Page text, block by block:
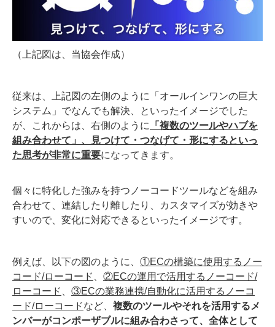
（上記図は、当協会作成）
従来は、上記図の左側のように「オールインワンの巨大
システム」でなんでも解決、といったイメージでした
が、これからは、右側のように
「複数のツールやハブを
組み合わせて」、見つけて・つなげて・形にするといっ
た思考が非常に重要になってきます。
個々に特化した強みを持つノーコードツールなどを組み
合わせて、連結したり離したり、カスタマイズが効きや
すいので、変化に対応できるといったイメージです。
例えば、以下の図のように、 ①ECの構築に使用するノー
コード/ローコード
②ECの運用で活用するノーコード/
ローコード
③ECの業務連携/自動化に活用するノーコ
ード/ローコードなど、 複数のツールやそれを活用するメ
ンバーがコンポーザブルに組み合わさって、全体として